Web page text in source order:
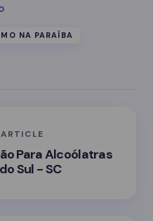
NA PARAÍBA
Para Alcoólatras
Sul - SC